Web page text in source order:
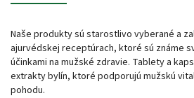
Naše produkty sú starostlivo vyberané a
ajurvédskej receptúrach, ktoré sú známe
účinkami na mužské zdravie. Tablety a
extrakty bylín, ktoré podporujú mužskú
pohodu.